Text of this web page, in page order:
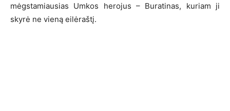
mėgstamiausias Umkos herojus – Buratinas, kuriam ji
skyrė ne vieną eilėraštį.